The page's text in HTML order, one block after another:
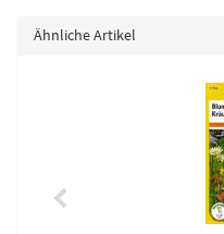
Ähnliche Artikel